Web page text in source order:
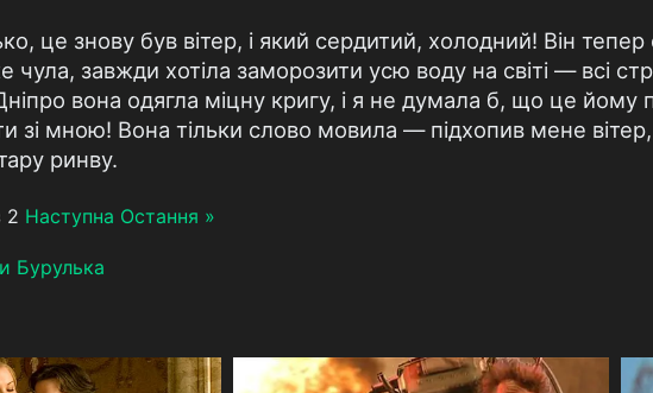
це знову був вітер, і який сердитий, холодний! Він тепер
чула, завжди хотіла заморозити усю воду на світі — всі
вона одягла міцну кригу, і я не думала б, що це йому
зі мною! Вона тільки слово мовила — підхопив мене
ринву.
2 Наступна Остання »
Бурулька